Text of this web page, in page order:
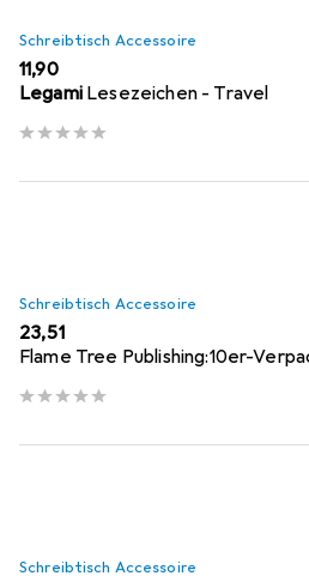
Schreibtisch Accessoire
EUR
11,90
Legami Lesezeichen - Travel
Schreibtisch Accessoire
EUR
23,51
Flame Tree Publishing:10er-
Schreibtisch Accessoire